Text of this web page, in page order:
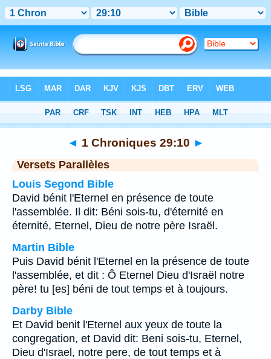
>Chapitre 29 > Verset 10
◄ 1 Chroniques 29:10 ►
Versets Parallèles
Louis Segond Bible
David bénit l'Eternel en présence de toute
l'assemblée. Il dit: Béni sois-tu, d'éternité en
éternité, Eternel, Dieu de notre père Israël.
Martin Bible
Puis David bénit l'Eternel en la présence de toute
l'assemblée, et dit : Ô Eternel Dieu d'Israël notre
père! tu [es] béni de tout temps et à toujours.
Darby Bible
Et David benit l'Eternel aux yeux de toute la
congregation, et David dit: Beni sois-tu, Eternel,
Dieu d'Israel, notre pere, de tout temps et à